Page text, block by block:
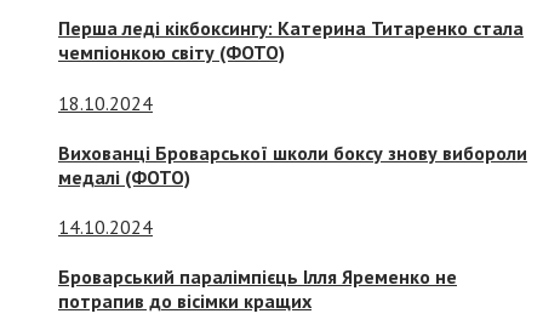
Перша леді кікбоксингу: Катерина Титаренко стала
чемпіонкою світу (ФОТО)
18.10.2024
Вихованці Броварської школи боксу знову вибороли
медалі (ФОТО)
14.10.2024
Броварський паралімпієць Ілля Яременко не
потрапив до вісімки кращих